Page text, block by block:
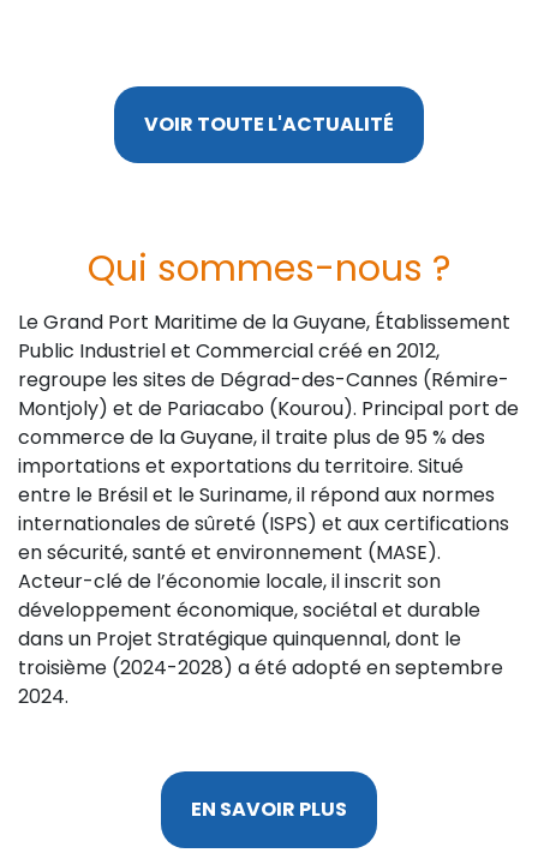
VOIR TOUTE L'ACTUALITÉ
Qui sommes-nous ?
Le Grand Port Maritime de la Guyane, Établissement
Public Industriel et Commercial créé en 2012,
regroupe les sites de Dégrad-des-Cannes (Rémire-
Montjoly) et de Pariacabo (Kourou). Principal port de
commerce de la Guyane, il traite plus de 95 % des
importations et exportations du territoire. Situé
entre le Brésil et le Suriname, il répond aux normes
internationales de sûreté (ISPS) et aux certifications
en sécurité, santé et environnement (MASE).
Acteur-clé de l’économie locale, il inscrit son
développement économique, sociétal et durable
dans un Projet Stratégique quinquennal, dont le
troisième (2024-2028) a été adopté en septembre
2024.
EN SAVOIR PLUS